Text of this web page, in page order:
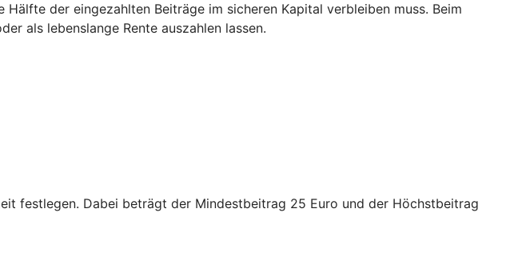
der eingezahlten Beiträge im sicheren Kapital verbleiben muss. Beim
als lebenslange Rente auszahlen lassen.
festlegen. Dabei beträgt der Mindestbeitrag 25 Euro und der Höchstbeitrag